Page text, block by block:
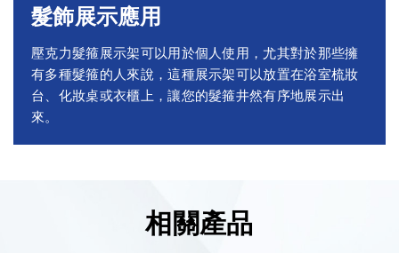
髮飾展示應用
壓克力髮箍展示架可以用於個人使用，尤其對於那些擁
有多種髮箍的人來說，這種展示架可以放置在浴室梳妝
台、化妝桌或衣櫃上，讓您的髮箍井然有序地展示出
來。
相關產品